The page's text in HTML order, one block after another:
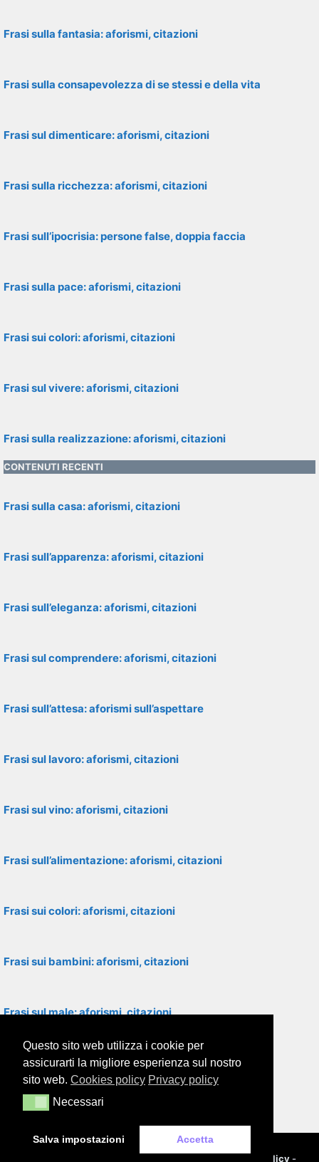
Frasi sulla fantasia: aforismi, citazioni
Frasi sulla consapevolezza di se stessi e della vita
Frasi sul dimenticare: aforismi, citazioni
Frasi sulla ricchezza: aforismi, citazioni
Frasi sull’ipocrisia: persone false, doppia faccia
Frasi sulla pace: aforismi, citazioni
Frasi sui colori: aforismi, citazioni
Frasi sul vivere: aforismi, citazioni
Frasi sulla realizzazione: aforismi, citazioni
CONTENUTI RECENTI
Frasi sulla casa: aforismi, citazioni
Frasi sull’apparenza: aforismi, citazioni
Frasi sull’eleganza: aforismi, citazioni
Frasi sul comprendere: aforismi, citazioni
Frasi sull’attesa: aforismi sull’aspettare
Frasi sul lavoro: aforismi, citazioni
Frasi sul vino: aforismi, citazioni
Frasi sull’alimentazione: aforismi, citazioni
Frasi sui colori: aforismi, citazioni
Frasi sui bambini: aforismi, citazioni
Frasi sul male: aforismi, citazioni
Frasi sulla povertà: aforismi, citazioni
Frasi sul razzismo: aforismi, citazioni
Privacy policy -
Questo sito web utilizza i cookie per
assicurarti la migliore esperienza sul nostro
sito web. Cookies policy Privacy policy
NecessariNecessari
Salva impostazioni Accetta